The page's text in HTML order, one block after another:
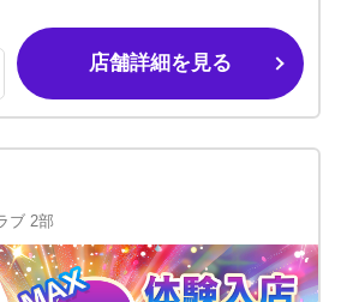
店舗詳細を見る
ブ 2部